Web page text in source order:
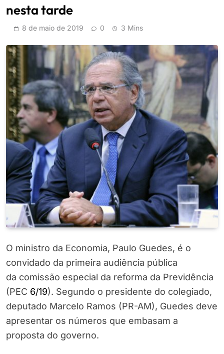
nesta tarde
8 de maio de 2019 0 3 Mins
O ministro da Economia, Paulo Guedes, é o
convidado da primeira audiência pública
da comissão especial da reforma da Previdência
(PEC 6/19). Segundo o presidente do colegiado,
deputado Marcelo Ramos (PR-AM), Guedes deve
apresentar os números que embasam a
proposta do governo.